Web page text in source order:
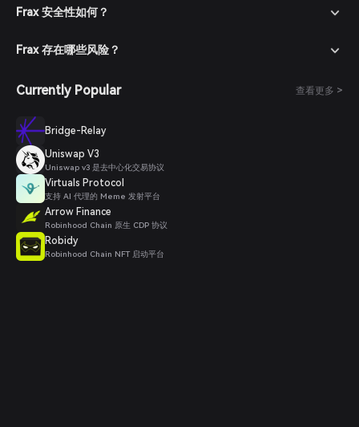
Frax 安全性如何？
Frax 存在哪些风险？
Currently Popular 查看更多 >
Bridge-Relay
Uniswap V3
Uniswap v3 是去中心化交易协议
Virtuals Protocol
支持 AI 代理的 Meme 发射平台
Arrow Finance
Robinhood Chain 原生 CDP 协议
Robidy
Robinhood Chain NFT 启动平台